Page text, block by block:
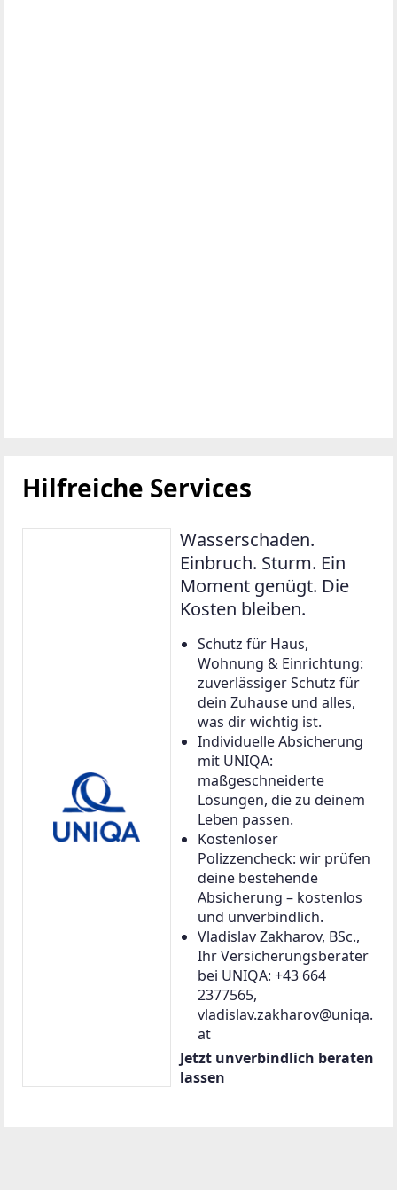
Hilfreiche Services
Wasserschaden.
Einbruch. Sturm. Ein
Moment genügt. Die
Kosten bleiben.
Schutz für Haus,
Wohnung & Einrichtung:
zuverlässiger Schutz für
dein Zuhause und alles,
was dir wichtig ist.
Individuelle Absicherung
mit UNIQA:
maßgeschneiderte
Lösungen, die zu deinem
Leben passen.
Kostenloser
Polizzencheck: wir prüfen
deine bestehende
Absicherung – kostenlos
und unverbindlich.
Vladislav Zakharov, BSc.,
Ihr Versicherungsberater
bei UNIQA: +43 664
2377565,
vladislav.zakharov@uniqa.
at
Jetzt unverbindlich beraten
lassen